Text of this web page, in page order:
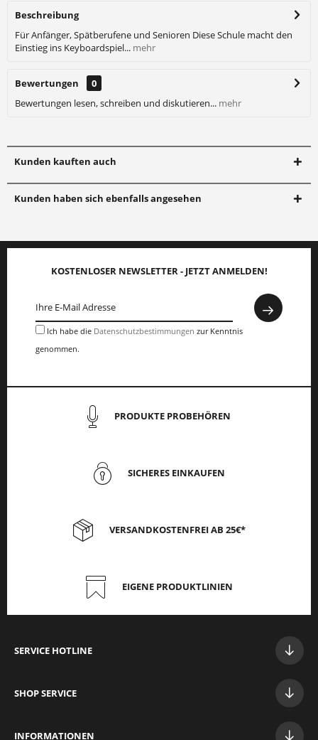
Beschreibung
Für Anfänger, Spätberufene und Senioren Diese Schule macht den
Einstieg ins Keyboardspiel... mehr
Bewertungen
0
Bewertungen lesen, schreiben und diskutieren... mehr
Kunden kauften auch
Kunden haben sich ebenfalls angesehen
KOSTENLOSER NEWSLETTER - JETZT ANMELDEN!
Ich habe die Datenschutzbestimmungen zur Kenntnis
genommen.
PRODUKTE PROBEHÖREN
SICHERES EINKAUFEN
VERSANDKOSTENFREI AB 25€*
EIGENE PRODUKTLINIEN
SERVICE HOTLINE
SHOP SERVICE
INFORMATIONEN